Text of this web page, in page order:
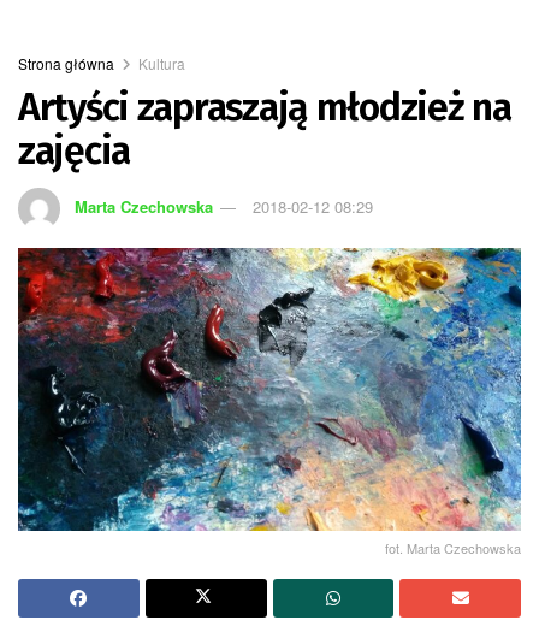
Strona główna Kultura
Artyści zapraszają młodzież na
zajęcia
Marta Czechowska 2018-02-12 08:29
fot. Marta Czechowska